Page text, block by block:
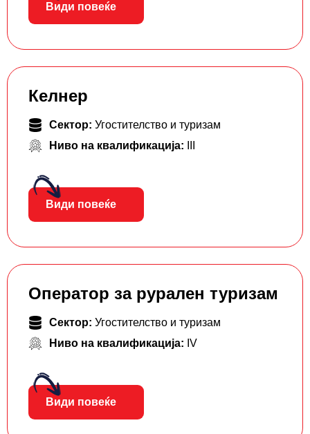
Види повеќе
Келнер
Сектор: Угостителство и туризам
Ниво на квалификација:
Види повеќе
Оператор за рурален туризам
Сектор: Угостителство и туризам
Ниво на квалификација: IV
Види повеќе